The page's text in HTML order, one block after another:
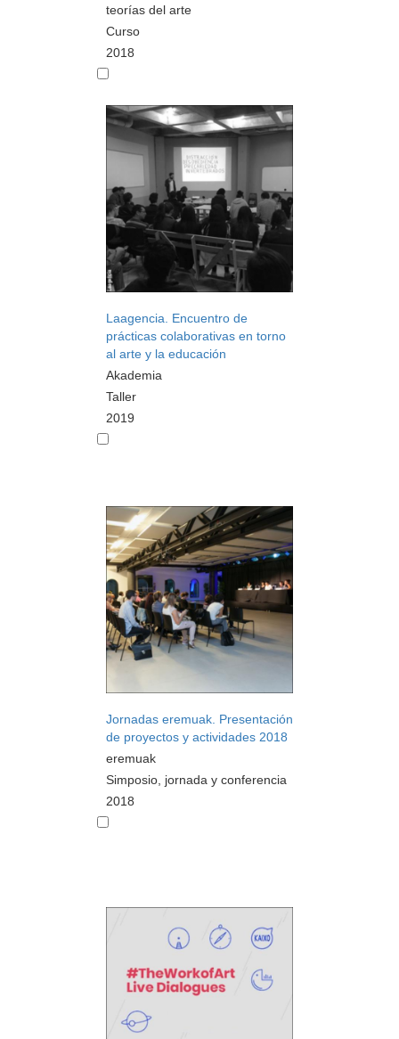
teorías del arte
Curso
2018
Laagencia. Encuentro de
prácticas colaborativas en torno
al arte y la educación
Akademia
Taller
2019
Jornadas eremuak. Presentación
de proyectos y actividades 2018
eremuak
Simposio, jornada y conferencia
2018